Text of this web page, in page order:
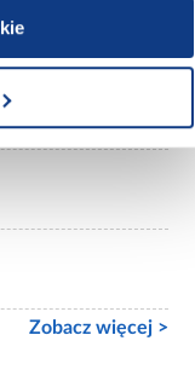
Zobacz więcej >